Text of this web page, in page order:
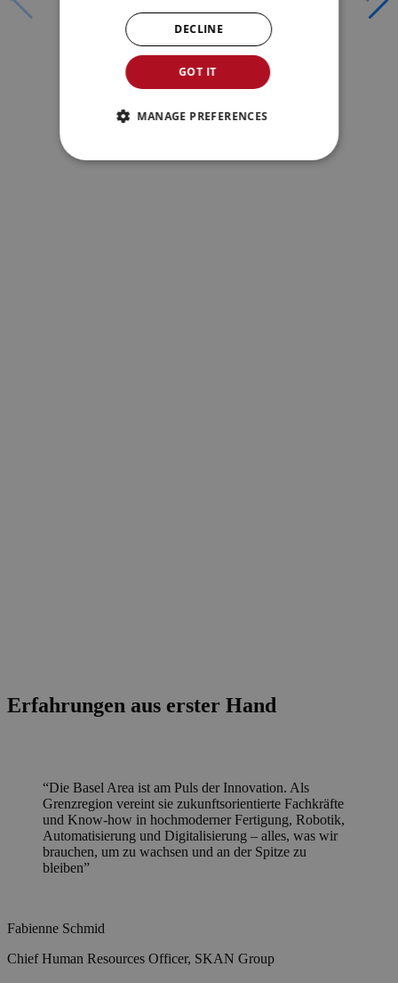
Erfahrungen aus erster Hand
“Die Basel Area ist am Puls der Innovation. Als
Grenzregion vereint sie zukunftsorientierte Fachkräfte
und Know-how in hochmoderner Fertigung, Robotik,
Automatisierung und Digitalisierung – alles, was wir
brauchen, um zu wachsen und an der Spitze zu
bleiben”
Fabienne Schmid
Chief Human Resources Officer, SKAN Group
“Basel ist der Standort des grössten
Forschungszentrums von Roche – und einer
Community, die uns stark macht. Enge
Zusammenarbeit, vielfältige Talente und verlässliche
Infrastruktur machen es zum idealen Ort, um aus der
Wissenschaft heraus Medikamente zu entwickeln.”
Katrin Arnold
Site Head pRED Basel Roche Innovation Center Basel (RICB)
“Basel ist die Life Sciences Hauptstadt Europas – für
uns eine einmalige Gelegenheit. Unser neues Gebäude
fördert die Zusammenarbeit mit Industrie und
Hochschulen in der Region und treibt gemeinsam die
medizinische Forschung voran."
Zurich
GOT IT
DECLINE
MANAGE PREFERENCES